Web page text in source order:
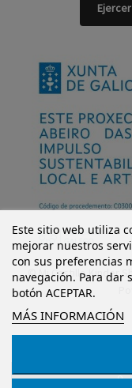
Este sitio web utiliza
mejorar nuestros
con sus preferencias
navegación. Para dar
botón ACEPTAR.
MÁS INFORMACIÓN
© Mi Castillo Kinder